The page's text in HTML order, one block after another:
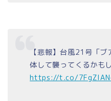
【悲報】台風21号「
体して襲ってくるかも
https://t.co/